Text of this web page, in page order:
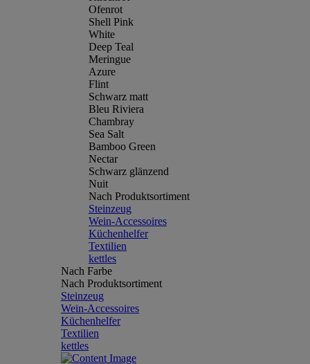
Ofenrot
Shell Pink
White
Deep Teal
Meringue
Azure
Flint
Schwarz matt
Bleu Riviera
Chambray
Sea Salt
Bamboo Green
Nectar
Schwarz glänzend
Nuit
Nach Produktsortiment
Steinzeug
Wein-Accessoires
Küchenhelfer
Textilien
kettles
Nach Farbe
Nach Produktsortiment
Steinzeug
Wein-Accessoires
Küchenhelfer
Textilien
kettles